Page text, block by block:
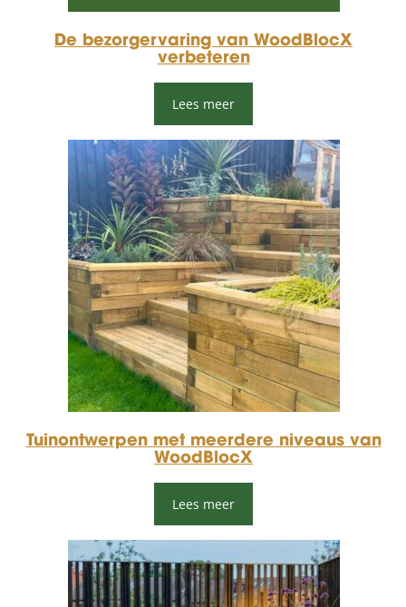
De bezorgervaring van WoodBlocX
verbeteren
Lees meer
Tuinontwerpen met meerdere niveaus van
WoodBlocX
Lees meer